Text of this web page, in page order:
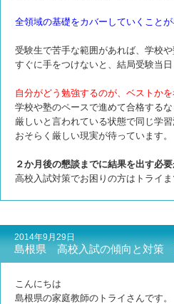
全領域の基礎をカバーしていくこと
受験生で苦手な範囲があれば、学校や
すぐに手をつけないと、結局受験当
自分がどう勉強するのが、ベストか
学校や塾のペースで進めて合格するな
厳しいと言われている状態で同じ学習
おそらく厳しい現実が待っています。
２か月後の懇談までに結果を出す必要
高校入試対策でお困りの方はトライま
2014年9月29日
島根県 高校入試の傾向と対策
こんにちは
島根県の家庭教師のトライさんです。